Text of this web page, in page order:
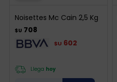
Noisettes Mc Cain 2,5 Kg
$U 708
$U 602
Llega hoy